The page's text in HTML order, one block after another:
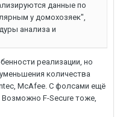
данные по
у домохозяек",
анализа и
реализации, но
количества
McAfee. C фолсами ещё
F-Secure тоже,